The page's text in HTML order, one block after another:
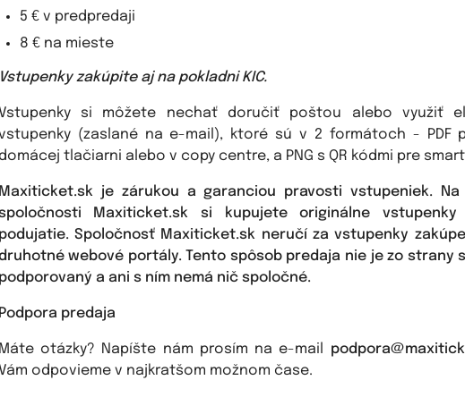
5 € v predpredaji
8 € na mieste
Vstupenky zakúpite aj na pokladni KIC.
Vstupenky si môžete nechať doručiť poštou alebo využiť
(zaslané na e-mail), ktoré sú v 2 formátoch - PDF
domácej tlačiarni alebo v copy centre, a PNG s QR kódmi pre
Maxiticket.sk je zárukou a garanciou pravosti vstupeniek.
Maxiticket.sk si kupujete originálne
podujatie. Spoločnosť Maxiticket.sk neručí za vstupenky
webové portály. Tento spôsob predaja nie je zo strany
podporovaný a ani s ním nemá nič spoločné.
Podpora predaja
Máte otázky? Napíšte nám prosím na e-mail
Vám odpovieme v najkratšom možnom čase.